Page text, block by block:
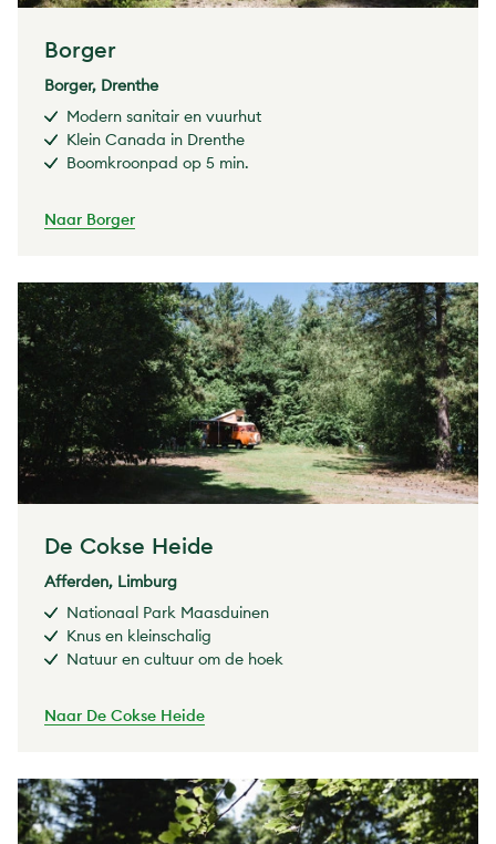
Borger
Borger, Drenthe
Modern sanitair en vuurhut
Klein Canada in Drenthe
Boomkroonpad op 5 min.
Naar Borger
De Cokse Heide
Afferden, Limburg
Nationaal Park Maasduinen
Knus en kleinschalig
Natuur en cultuur om de hoek
Naar De Cokse Heide